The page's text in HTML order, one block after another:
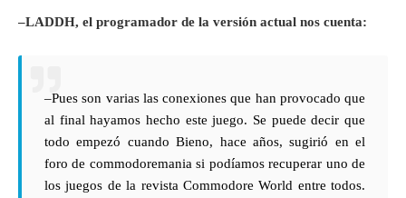
–LADDH, el programador de la versión actual nos cuenta:
–Pues son varias las conexiones que han provocado que
al final hayamos hecho este juego. Se puede decir que
todo empezó cuando Bieno, hace años, sugirió en el
foro de commodoremania si podíamos recuperar uno de
los juegos de la revista Commodore World entre todos.